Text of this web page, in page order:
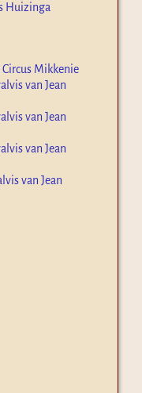
Huizinga
Mikkenie
van Jean
van Jean
van Jean
van Jean